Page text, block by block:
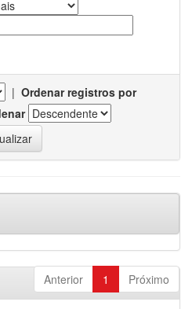
| Ordenar registros por
Anterior 1 Próximo